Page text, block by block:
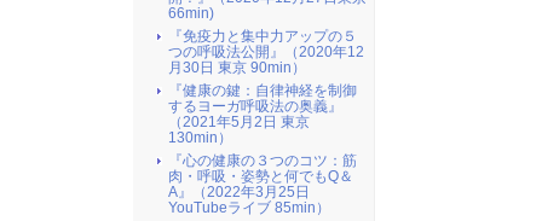
66min)
『免疫力と集中力アップの５
つの呼吸法公開』（2020年12
月30日 東京 90min）
『健康の鍵：自律神経を制御
するヨーガ呼吸法の奥義』
（2021年5月2日 東京
130min）
『心の健康の３つのコツ：筋
肉・呼吸・姿勢と何でもQ＆
A』（2022年3月25日
YouTubeライブ 85min）